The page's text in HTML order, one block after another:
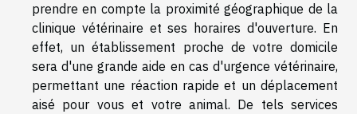
prendre en compte la proximité géographique de la
clinique vétérinaire et ses horaires d'ouverture. En
effet, un établissement proche de votre domicile
sera d'une grande aide en cas d'urgence vétérinaire,
permettant une réaction rapide et un déplacement
aisé pour vous et votre animal. De tels services